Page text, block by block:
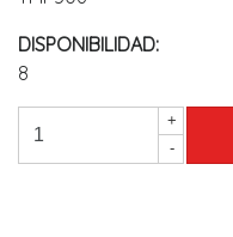
DISPONIBILIDAD:
8
+
-